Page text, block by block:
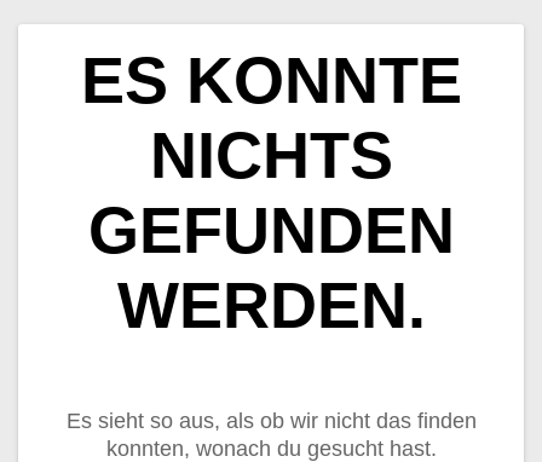
ES KONNTE
NICHTS
GEFUNDEN
WERDEN.
Es sieht so aus, als ob wir nicht das finden
konnten, wonach du gesucht hast.